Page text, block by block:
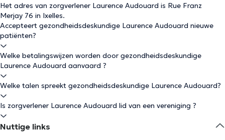
Het adres van zorgverlener Laurence Audouard is Rue Franz
Merjay 76 in Ixelles.
Accepteert gezondheidsdeskundige Laurence Audouard nieuwe
patiënten?
Welke betalingswijzen worden door gezondheidsdeskundige
Laurence Audouard aanvaard ?
Welke talen spreekt gezondheidsdeskundige Laurence Audouard?
Is zorgverlener Laurence Audouard lid van een vereniging ?
Nuttige links